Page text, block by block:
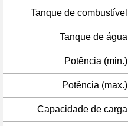
Tanque de combustível
Tanque de água
Potência (min.)
Potência (max.)
Capacidade de carga